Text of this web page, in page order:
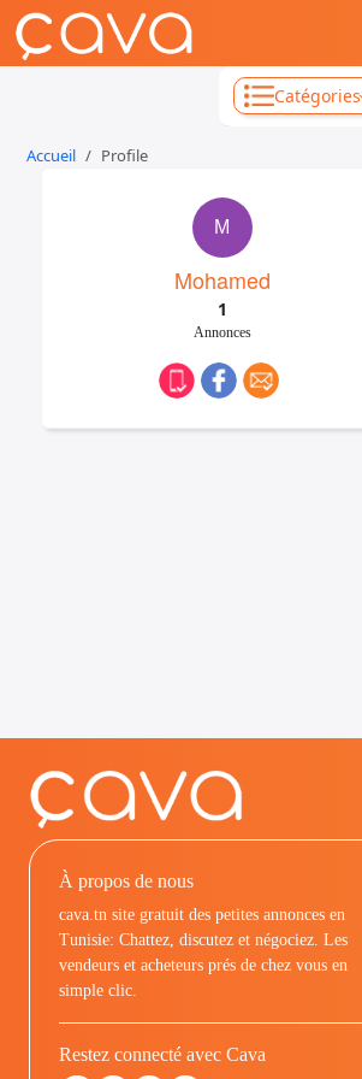
Catégories
Accueil Profile
M
Mohamed
1
Annonces
À propos de nous
cava.tn site gratuit des petites annonces en
Tunisie: Chattez, discutez et négociez. Les
vendeurs et acheteurs prés de chez vous en
simple clic.
Restez connecté avec Cava